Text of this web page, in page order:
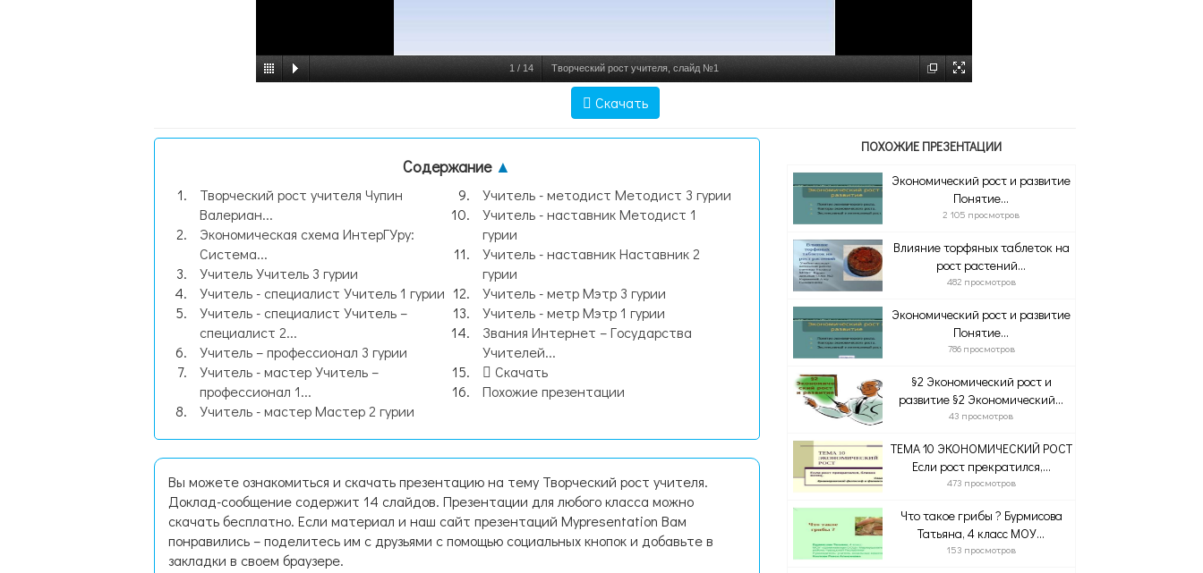
1 / 14 Творческий рост учителя, слайд №1
Скачать
Содержание ▲
Творческий рост учителя Чупин
Валериан...
Экономическая схема ИнтерГУру:
Система...
Учитель Учитель 3 гурии
Учитель - специалист Учитель 1 гурии
Учитель - специалист Учитель –
специалист 2...
Учитель – профессионал 3 гурии
Учитель - мастер Учитель –
профессионал 1...
Учитель - мастер Мастер 2 гурии
Учитель - методист Методист 3 гурии
Учитель - наставник Методист 1
гурии
Учитель - наставник Наставник 2
гурии
Учитель - метр Мэтр 3 гурии
Учитель - метр Мэтр 1 гурии
Звания Интернет – Государства
Учителей...
Скачать
Похожие презентации
Вы можете ознакомиться и скачать презентацию на тему Творческий рост учителя.
Доклад-сообщение содержит 14 слайдов. Презентации для любого класса можно
скачать бесплатно. Если материал и наш сайт презентаций Mypresentation Вам
понравились – поделитесь им с друзьями с помощью социальных кнопок и добавьте в
закладки в своем браузере.
ПОХОЖИЕ ПРЕЗЕНТАЦИИ
Экономический рост и развитие
Понятие...
2 105 просмотров
Влияние торфяных таблеток на
рост растений...
482 просмотров
Экономический рост и развитие
Понятие...
786 просмотров
§2 Экономический рост и
развитие §2 Экономический...
43 просмотров
ТЕМА 10 ЭКОНОМИЧЕСКИЙ РОСТ
Если рост прекратился,...
473 просмотров
Что такое грибы ? Бурмисова
Татьяна, 4 класс МОУ...
153 просмотров